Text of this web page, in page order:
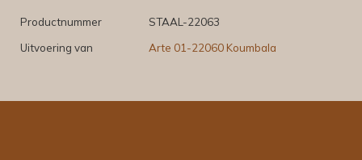
Productnummer
STAAL-22063
Uitvoering van
Arte 01-22060 Koumbala